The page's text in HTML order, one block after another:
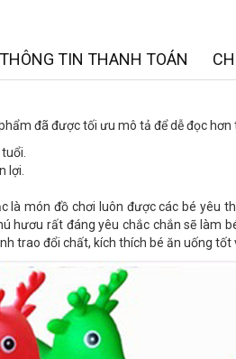
THÔNG TIN THANH TOÁN
đã được tối ưu mô tả để dễ đọc
lợi.
là món đồ chơi luôn được các bé yêu
hươu rất đáng yêu chắc chắn sẽ làm
trao đổi chất, kích thích bé ăn uống tốt